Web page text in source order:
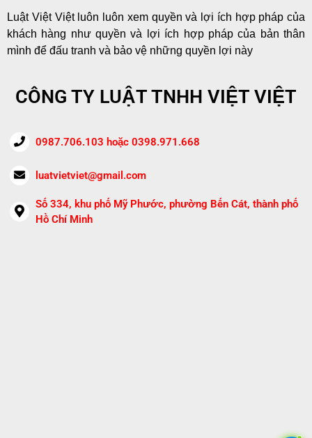
Luật Việt Việt luôn luôn xem quyền và lợi ích hợp pháp của
khách hàng như quyền và lợi ích hợp pháp của bản thân
mình để đấu tranh và bảo vệ những quyền lợi này
CÔNG TY LUẬT TNHH VIỆT VIỆT
0987.706.103 hoặc 0398.971.668
luatvietviet@gmail.com
Số 334, khu phố Mỹ Phước, phường Bến Cát, thành phố
Hồ Chí Minh